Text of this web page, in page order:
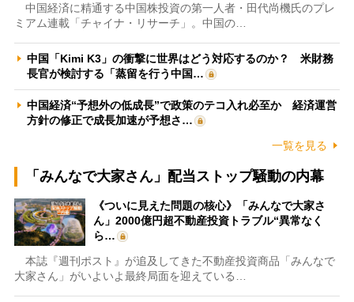
中国経済に精通する中国株投資の第一人者・田代尚機氏のプレ
ミアム連載「チャイナ・リサーチ」。中国の…
中国「Kimi K3」の衝撃に世界はどう対応するのか？ 米財務
長官が検討する「蒸留を行う中国…
中国経済“予想外の低成長”で政策のテコ入れ必至か 経済運営
方針の修正で成長加速が予想さ…
一覧を見る
「みんなで大家さん」配当ストップ騒動の内幕
《ついに見えた問題の核心》「みんなで大家さ
ん」2000億円超不動産投資トラブル“異常なく
ら…
本誌『週刊ポスト』が追及してきた不動産投資商品「みんなで
大家さん」がいよいよ最終局面を迎えている…